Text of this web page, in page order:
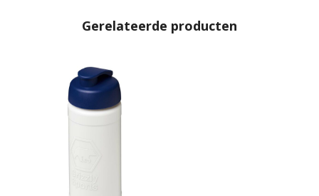
Gerelateerde producten